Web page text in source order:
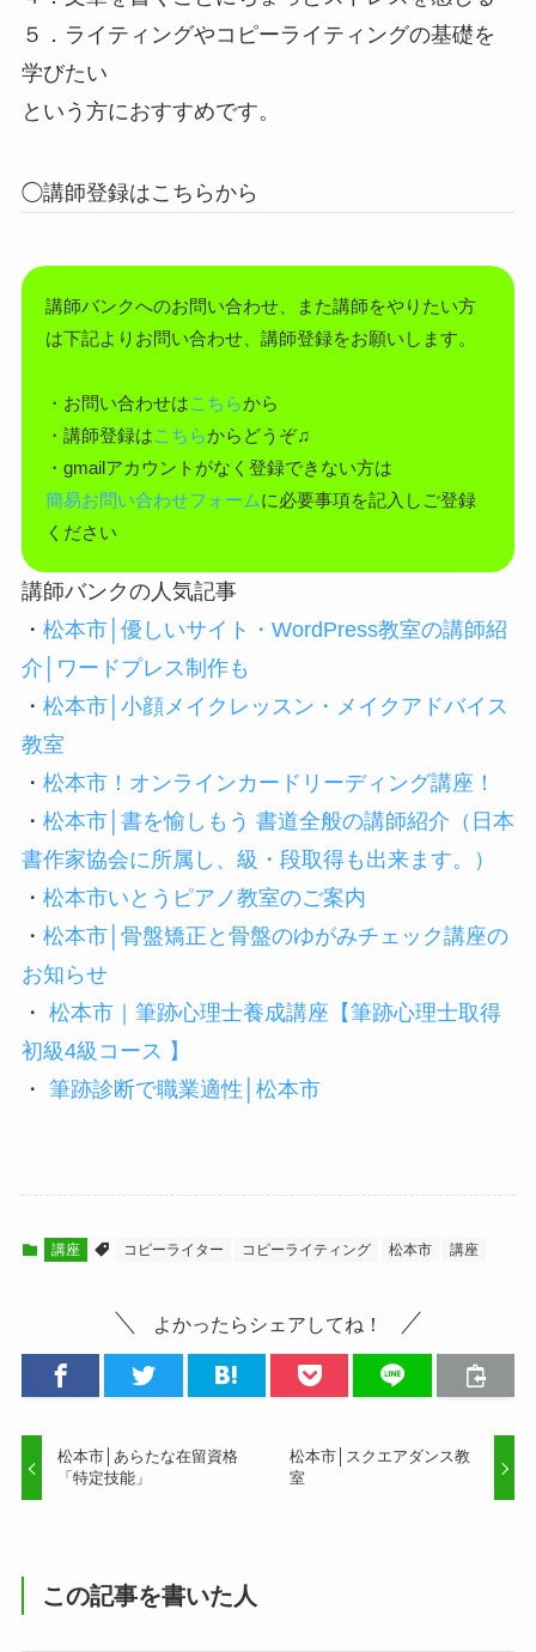
５．ライティングやコピーライティングの基礎を
学びたい
という方におすすめです。
◯講師登録はこちらから
講師バンクへのお問い合わせ、また講師をやりたい方
は下記よりお問い合わせ、講師登録をお願いします。
・お問い合わせはこちらから
・講師登録はこちらからどうぞ♫
・gmailアカウントがなく登録できない方は
簡易お問い合わせフォームに必要事項を記入しご登録
ください
講師バンクの人気記事
・ 松本市│優しいサイト・WordPress教室の講師紹
介│ワードプレス制作も
・ 松本市│小顔メイクレッスン・メイクアドバイス
教室
・ 松本市！オンラインカードリーディング講座！
・ 松本市│書を愉しもう 書道全般の講師紹介（日本
書作家協会に所属し、級・段取得も出来ます。）
・ 松本市いとうピアノ教室のご案内
・ 松本市│骨盤矯正と骨盤のゆがみチェック講座の
お知らせ
・ 松本市｜筆跡心理士養成講座【筆跡心理士取得
初級4級コース 】
・ 筆跡診断で職業適性│松本市
講座 コピーライター コピーライティング 松本市 講座
よかったらシェアしてね！
松本市│あらたな在留資格
「特定技能」
松本市│スクエアダンス教
室
この記事を書いた人